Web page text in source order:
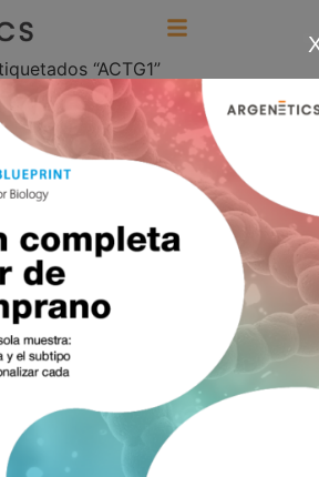
“ACTG1”